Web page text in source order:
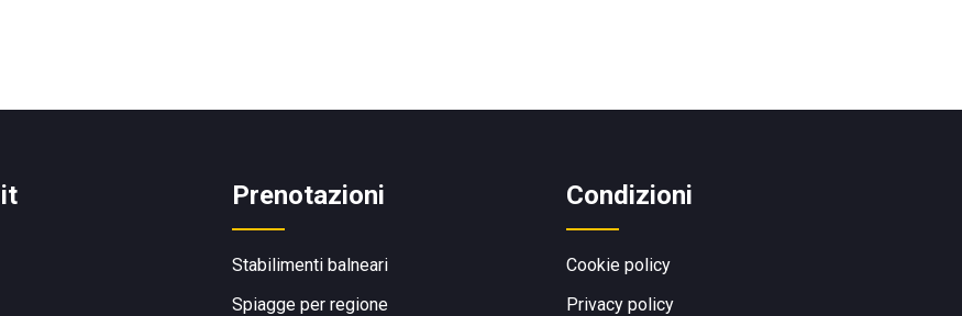
Prenotazioni
Stabilimenti balneari
Spiagge per regione
Condizioni
Cookie policy
Privacy policy